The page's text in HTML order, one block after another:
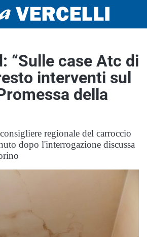
“Sulle case Atc di
interventi sul
della
regionale del carroccio
dopo l'interrogazione discussa